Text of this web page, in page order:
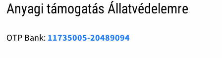
Anyagi támogatás Állatvédelemre
OTP Bank: 11735005-20489094